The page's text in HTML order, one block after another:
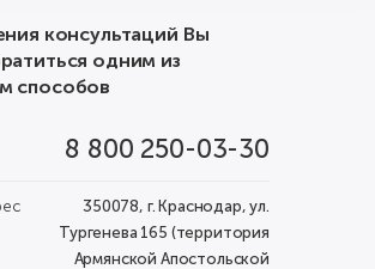
консультаций Вы
одним из
способов
8 800 250-03-30
350078, г. Краснодар, ул.
Тургенева 165 (территория
Армянской Апостольской